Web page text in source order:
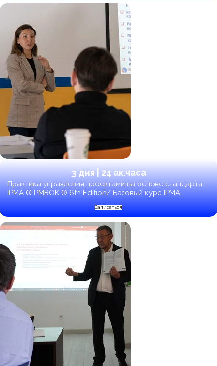
3 дня | 24 ак.часа
Практика управления проектами на основе стандарта
IPMA ® PMBOK ® 6th Edition/ Базовый курс IPMA
Записаться